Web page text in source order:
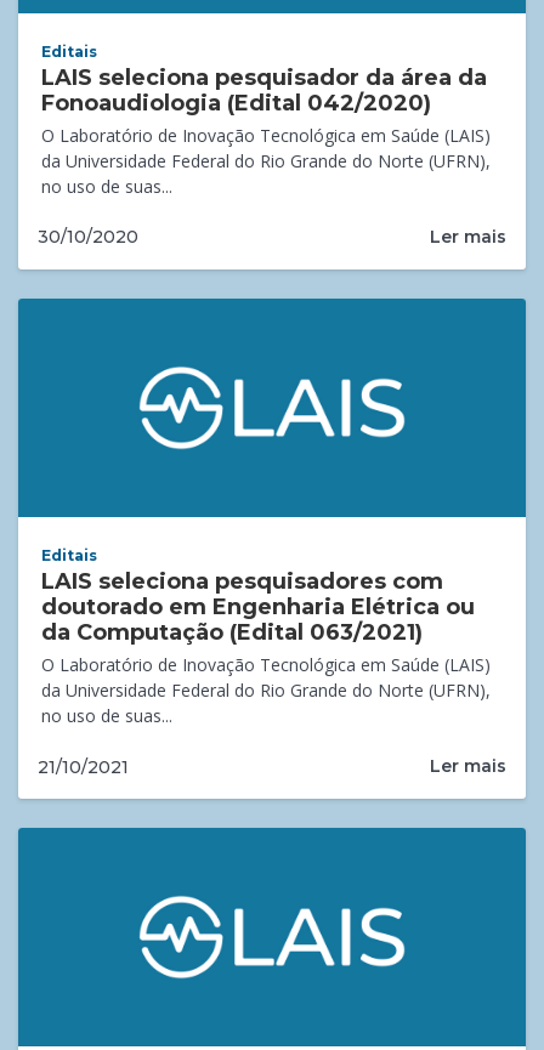
Editais
LAIS seleciona pesquisador da área da
Fonoaudiologia (Edital 042/2020)
O Laboratório de Inovação Tecnológica em Saúde (LAIS)
da Universidade Federal do Rio Grande do Norte (UFRN),
no uso de suas...
30/10/2020 Ler mais
Editais
LAIS seleciona pesquisadores com
doutorado em Engenharia Elétrica ou
da Computação (Edital 063/2021)
O Laboratório de Inovação Tecnológica em Saúde (LAIS)
da Universidade Federal do Rio Grande do Norte (UFRN),
no uso de suas...
21/10/2021 Ler mais